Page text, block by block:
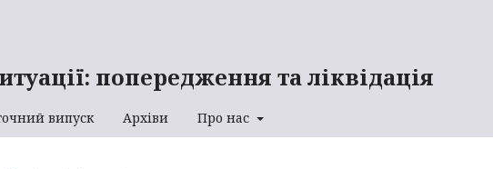
попередження та ліквідація
випуск Архіви Про нас